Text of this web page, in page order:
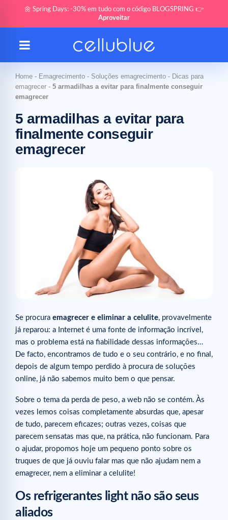
🌼 Spring Days: -30% em tudo com o código BLOGSPRING 👉
Aproveitar
Home - Emagrecimento - Soluções emagrecimento - Dicas para
emagrecer - 5 armadilhas a evitar para finalmente conseguir
emagrecer
5 armadilhas a evitar para
finalmente conseguir
emagrecer
Se procura emagrecer e eliminar a celulite, provavelmente
já reparou: a Internet é uma fonte de informação incrível,
mas o problema está na fiabilidade dessas informações…
De facto, encontramos de tudo e o seu contrário, e no final,
depois de algum tempo perdido à procura de soluções
online, já não sabemos muito bem o que pensar.
Sobre o tema da perda de peso, a web não se contém. Às
vezes lemos coisas completamente absurdas que, apesar
de tudo, parecem eficazes; outras vezes, coisas que
parecem sensatas mas que, na prática, não funcionam. Para
o ajudar, propomos hoje um pequeno ponto sobre os
truques de que já ouviu falar mas que não ajudam nem a
emagrecer, nem a eliminar a celulite!
Os refrigerantes light não são seus
aliados